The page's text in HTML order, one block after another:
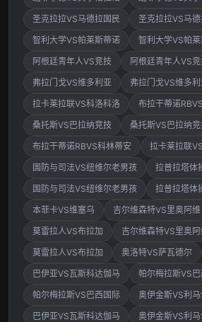
圣克拉拉VS马德拉国民
圣克拉拉VS马
智利大学VS帕莱斯蒂诺
智利大学VS帕
阿根廷青年人VS竞技
阿根廷青年人VS竞
弗拉门戈VS维多利亚
弗拉门戈VS维多
拉卡莱拉联VS科洛科洛
布拉干蒂诺
桑托斯VS巴拉纳竞技
桑托斯VS巴拉纳竞
布拉干蒂诺RBVS科林蒂安
拉卡莱拉联
国防与司法VS纽维尔老男孩
拉普拉塔体
国防与司法VS纽维尔老男孩
拉普拉塔体
本菲卡VS维塞乌
吉尔维森特VS里奥阿维
莫雷拉人VS布拉加
吉尔维森特VS里奥
莫雷拉人VS布拉加
奥洛特VS萨瓦德尔
巴伊亚VS瓦斯科达伽马
帕尔梅拉斯VS
帕尔梅拉斯VS巴西国际
奥伊金斯VS利
巴伊亚VS瓦斯科达伽马
奥伊金斯VS利